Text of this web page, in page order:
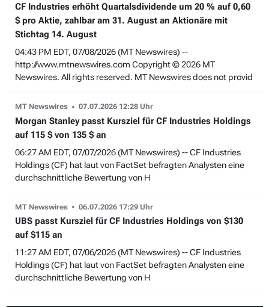
CF Industries erhöht Quartalsdividende um 20 % auf 0,60
$ pro Aktie, zahlbar am 31. August an Aktionäre mit
Stichtag 14. August
04:43 PM EDT, 07/08/2026 (MT Newswires) --
http://www.mtnewswires.com Copyright © 2026 MT
Newswires. All rights reserved. MT Newswires does not provid
MT Newswires 07.07.2026 12:28 Uhr
Morgan Stanley passt Kursziel für CF Industries Holdings
auf 115 $ von 135 $ an
06:27 AM EDT, 07/07/2026 (MT Newswires) -- CF Industries
Holdings (CF) hat laut von FactSet befragten Analysten eine
durchschnittliche Bewertung von H
MT Newswires 06.07.2026 17:29 Uhr
UBS passt Kursziel für CF Industries Holdings von $130
auf $115 an
11:27 AM EDT, 07/06/2026 (MT Newswires) -- CF Industries
Holdings (CF) hat laut von FactSet befragten Analysten eine
durchschnittliche Bewertung von H